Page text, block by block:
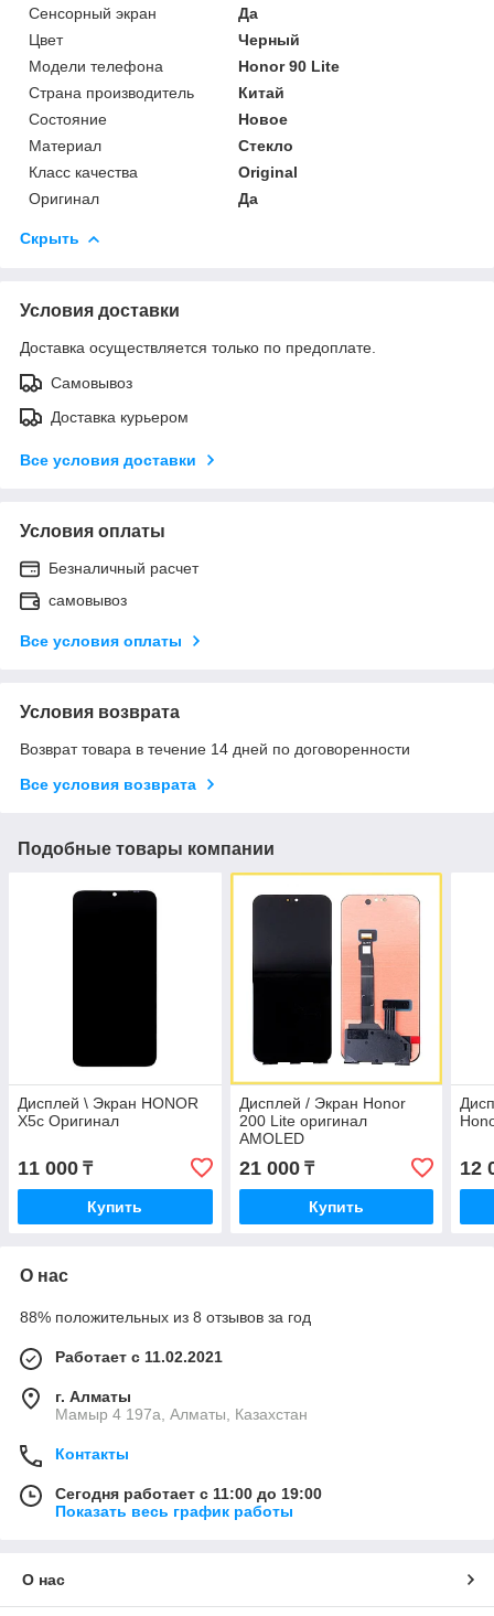
Сенсорный экран
Да
Цвет
Черный
Модели телефона
Honor 90 Lite
Страна производитель
Китай
Состояние
Новое
Материал
Стекло
Класс качества
Original
Оригинал
Да
Скрыть
Условия доставки
Доставка осуществляется только по предоплате.
Самовывоз
Доставка курьером
Все условия доставки
Условия оплаты
Безналичный расчет
самовывоз
Все условия оплаты
Условия возврата
Возврат товара в течение 14 дней по договоренности
Все условия возврата
Подобные товары компании
Дисплей \ Экран HONOR
X5c Оригинал
11 000 ₸
Купить
Дисплей / Экран Honor
200 Lite оригинал
AMOLED
21 000₸
Купить
12
О нас
88% положительных из 8 отзывов за год
Работает с 11.02.2021
г. Алматы
Мамыр 4 197а, Алматы, Казахстан
Контакты
Сегодня работает с 11:00 до 19:00
Показать весь график работы
О нас